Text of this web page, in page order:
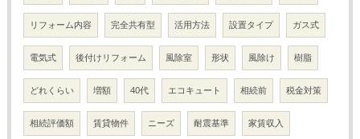
リフォーム内容 完全共有型 活用方法 設置タイプ ガス式
電気式 後付けリフォーム 風除室 形状 風除け 樹脂
どれくらい 増額 40代 エコキュート 相続前 税金対策
相続評価額 賃貸物件 ニーズ 耐震基準 家賃収入